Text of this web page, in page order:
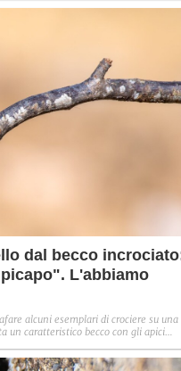
dal becco
L'abbiamo
alcuni esemplari di crociere su una
un caratteristico becco con gli apici